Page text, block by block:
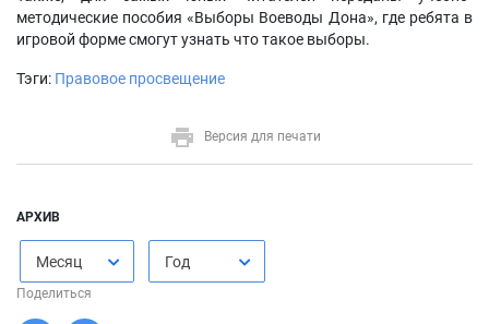
методические пособия «Выборы Воеводы Дона», где ребята в
игровой форме смогут узнать что такое выборы.
Тэги: Правовое просвещение
Версия для печати
АРХИВ
Месяц Год
Поделиться